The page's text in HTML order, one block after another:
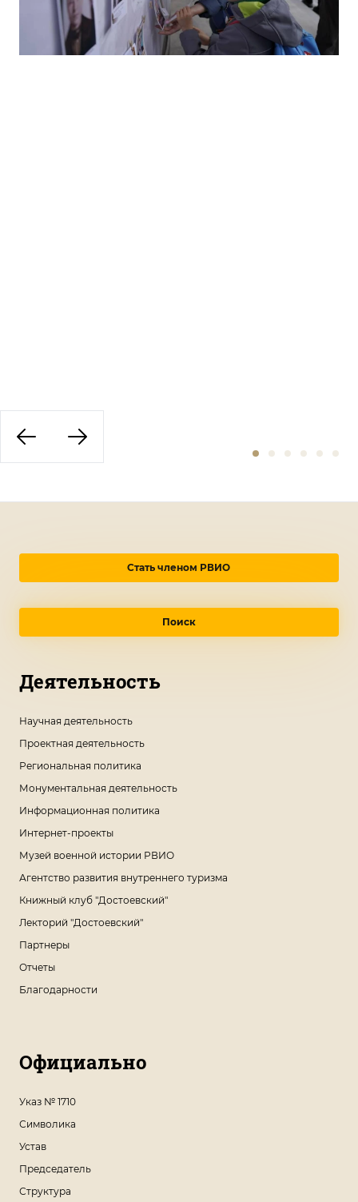
Стать членом РВИО
Поиск
Деятельность
Научная деятельность
Проектная деятельность
Региональная политика
Монументальная деятельность
Информационная политика
Интернет-проекты
Музей военной истории РВИО
Агентство развития внутреннего туризма
Книжный клуб "Достоевский"
Лекторий "Достоевский"
Партнеры
Отчеты
Благодарности
Официально
Указ № 1710
Символика
Устав
Председатель
Структура